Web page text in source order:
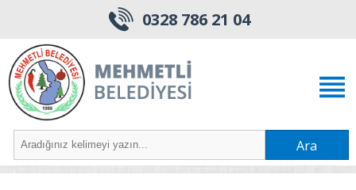
0328 786 21 04
Ara